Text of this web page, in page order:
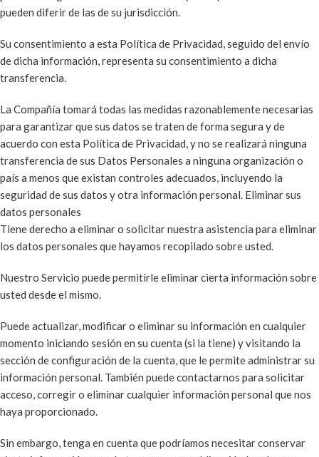
pueden diferir de las de su jurisdicción.
Su consentimiento a esta Política de Privacidad, seguido del envío
de dicha información, representa su consentimiento a dicha
transferencia.
La Compañía tomará todas las medidas razonablemente necesarias
para garantizar que sus datos se traten de forma segura y de
acuerdo con esta Política de Privacidad, y no se realizará ninguna
transferencia de sus Datos Personales a ninguna organización o
país a menos que existan controles adecuados, incluyendo la
seguridad de sus datos y otra información personal. Eliminar sus
datos personales
Tiene derecho a eliminar o solicitar nuestra asistencia para eliminar
los datos personales que hayamos recopilado sobre usted.
Nuestro Servicio puede permitirle eliminar cierta información sobre
usted desde el mismo.
Puede actualizar, modificar o eliminar su información en cualquier
momento iniciando sesión en su cuenta (si la tiene) y visitando la
sección de configuración de la cuenta, que le permite administrar su
información personal. También puede contactarnos para solicitar
acceso, corregir o eliminar cualquier información personal que nos
haya proporcionado.
Sin embargo, tenga en cuenta que podríamos necesitar conservar